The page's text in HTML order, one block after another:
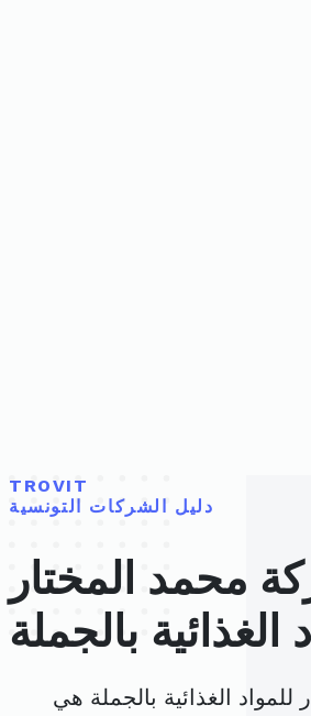
TROVIT
دليل الشركات التونسية
محمد المختار
الغذائية بالجملة
الغذائية بالجملة هي